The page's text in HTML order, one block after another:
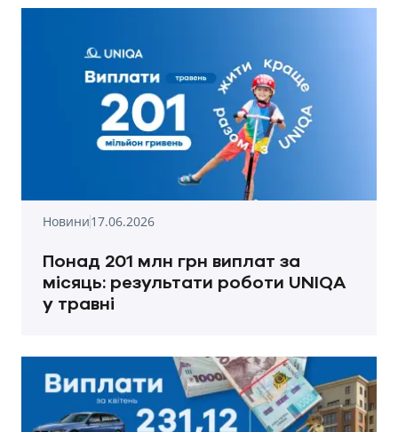
Новини17.06.2026
Понад 201 млн грн виплат за
місяць: результати роботи UNIQA
у травні